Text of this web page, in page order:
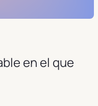
en el que